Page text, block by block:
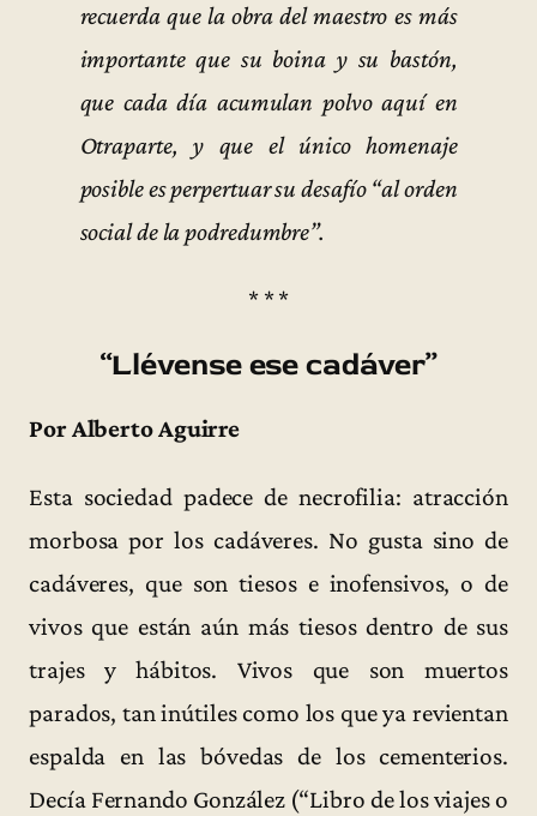
recuerda que la obra del maestro es más
importante que su boina y su bastón,
que cada día acumulan polvo aquí en
Otraparte, y que el único homenaje
posible es perpertuar su desafío “al orden
social de la podredumbre”.
* * *
“Llévense ese cadáver”
Por Alberto Aguirre
Esta sociedad padece de necrofilia: atracción
morbosa por los cadáveres. No gusta sino de
cadáveres, que son tiesos e inofensivos, o de
vivos que están aún más tiesos dentro de sus
trajes y hábitos. Vivos que son muertos
parados, tan inútiles como los que ya revientan
espalda en las bóvedas de los cementerios.
Decía Fernando González (“Libro de los viajes o